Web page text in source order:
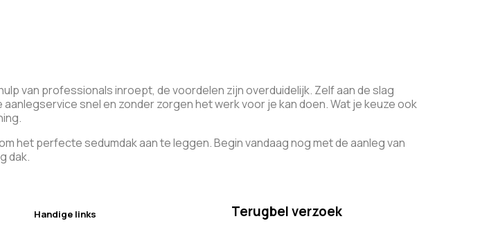
van professionals inroept, de voordelen zijn overduidelijk. Zelf aan de slag
snel en zonder zorgen het werk voor je kan doen. Wat je keuze ook
het perfecte sedumdak aan te leggen. Begin vandaag nog met de aanleg van
dak.
Handige links Terugbel verzoek